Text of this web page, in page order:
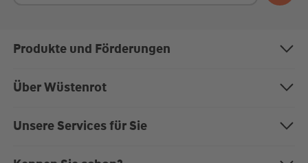
Produkte und Förderungen
Bausparen
Über Wüstenrot
Über uns
Unsere Services für Sie
Magazin "Mein EigenHeim"